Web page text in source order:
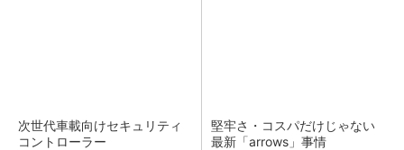
次世代車載向けセキュリティ
コントローラー
堅牢さ・コスパだけじゃない
最新「arrows」事情